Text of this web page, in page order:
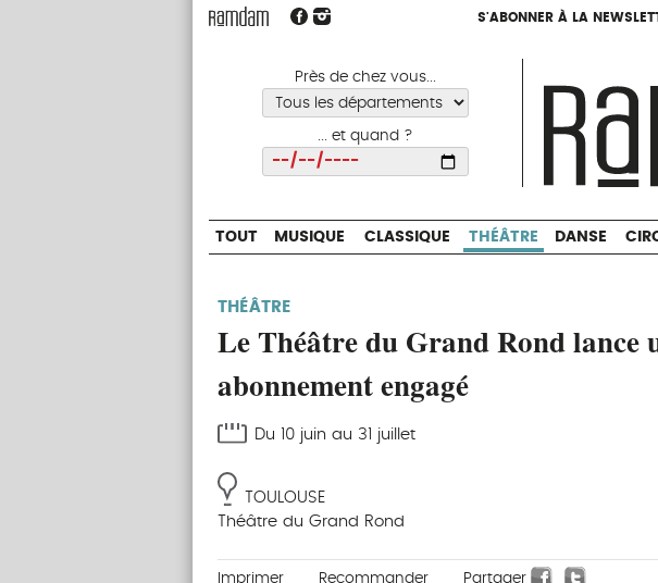
S'ABONNER À LA
Près de chez vous...
... et quand ?
S'ABONNER À LA
TOUT MUSIQUE CLASSIQUE THÉÂTRE DANSE
THÉÂTRE
Le Théâtre du Grand Rond lance
abonnement engagé
Du 10 juin au 31 juillet
TOULOUSE
Théâtre du Grand Rond
Imprimer Recommander Partager